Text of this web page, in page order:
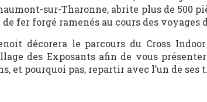
sur-Tharonne, abrite plus de 500
de fer forgé ramenés au cours des voyages
décorera le parcours du Cross
des Exposants afin de vous
et pourquoi pas, repartir avec l’un de ses